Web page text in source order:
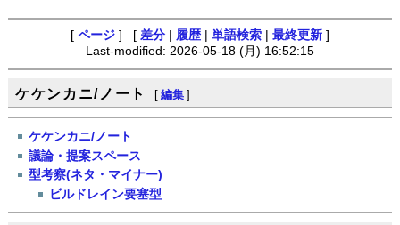
[ ページ ] [ 差分 履歴 単語検索 最終更新 ]
Last-modified: 2026-05-18 (月) 16:52:15
ケケンカニ/ノート [ 編集 ]
ケケンカニ/ノート
議論・提案スペース
型考察(ネタ・マイナー)
ビルドレイン要塞型